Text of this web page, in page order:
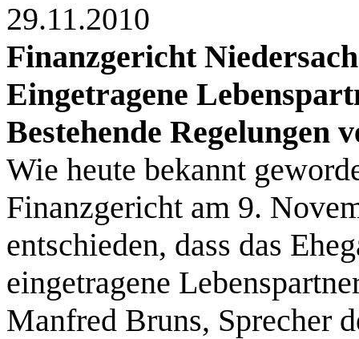
29.11.2010
Finanzgericht
Eingetragene
Bestehende Regelungen
Wie heute bekannt
Finanzgericht am 9.
entschieden, dass das
eingetragene
Manfred Bruns, Sprecher